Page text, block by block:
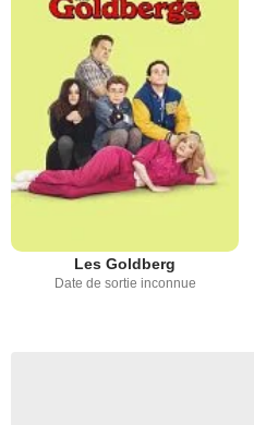
Les Goldberg
Date de sortie inconnue